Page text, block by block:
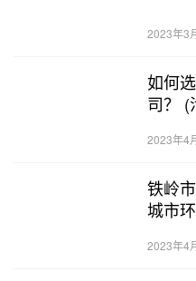
2023年3
如何
司？ (
2023年4
铁岭
城市
2023年4